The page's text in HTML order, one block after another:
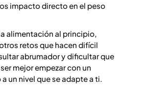
impacto directo en el peso
alimentación al principio,
retos que hacen difícil
abrumador y dificultar que
mejor empezar con un
un nivel que se adapte a ti.